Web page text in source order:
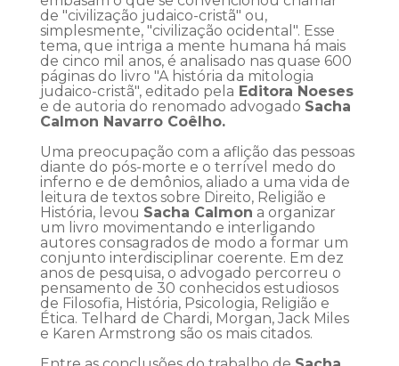
de "civilização judaico-cristã" ou,
simplesmente, "civilização ocidental". Esse
tema, que intriga a mente humana há mais
de cinco mil anos, é analisado nas quase 600
páginas do livro "A história da mitologia
judaico-cristã", editado pela Editora Noeses
e de autoria do renomado advogado Sacha
Calmon Navarro Coêlho.
Uma preocupação com a aflição das pessoas
diante do pós-morte e o terrível medo do
inferno e de demônios, aliado a uma vida de
leitura de textos sobre Direito, Religião e
História, levou Sacha Calmon a organizar
um livro movimentando e interligando
autores consagrados de modo a formar um
conjunto interdisciplinar coerente. Em dez
anos de pesquisa, o advogado percorreu o
pensamento de 30 conhecidos estudiosos
de Filosofia, História, Psicologia, Religião e
Ética. Telhard de Chardi, Morgan, Jack Miles
e Karen Armstrong são os mais citados.